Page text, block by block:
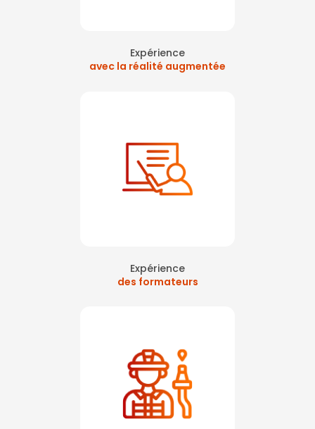
Expérience
avec la réalité augmentée
Expérience
des formateurs